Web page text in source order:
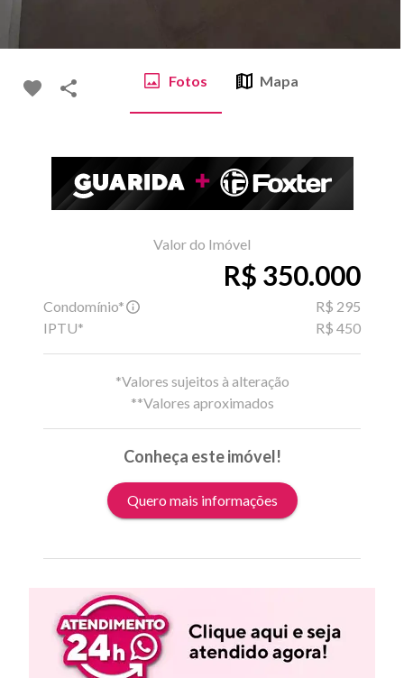
Fotos Mapa
Valor do Imóvel
R$ 350.000
Condomínio*
R$ 295
IPTU*
R$ 450
*Valores sujeitos à alteração
**Valores aproximados
Conheça este imóvel!
Quero mais informações